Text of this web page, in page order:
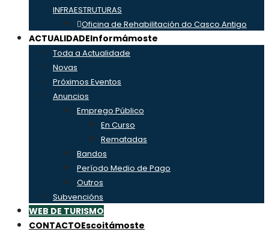
INFRAESTRUTURAS
Oficina de Rehabilitación do Casco Antigo
ACTUALIDADEInformámoste
Toda a Actualidade
Novas
Próximos Eventos
Anuncios
Emprego Público
En Curso
Rematadas
Bandos
Período Medio de Pago
Outros
Subvencións
WEB DE TURISMO
CONTACTOEscoitámoste